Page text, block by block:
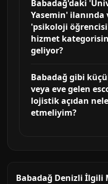
Babadağ'daki
Yasemin'
'psikoloji
hizmet
geliyor?
Babadağ gibi
veya eve gelen
lojistik açıdan
etmeliyim?
Babadağ Denizli İlgili